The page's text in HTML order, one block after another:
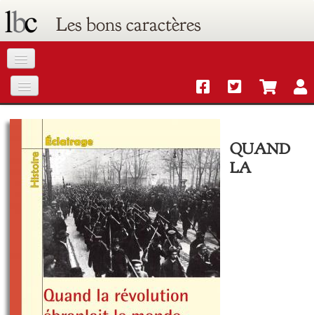
Les bons caractères
Accueil
Catalogue
Agenda
Commandes
Livres électroniques gratuits
Lettre d'information
Contact
QUAND
LA